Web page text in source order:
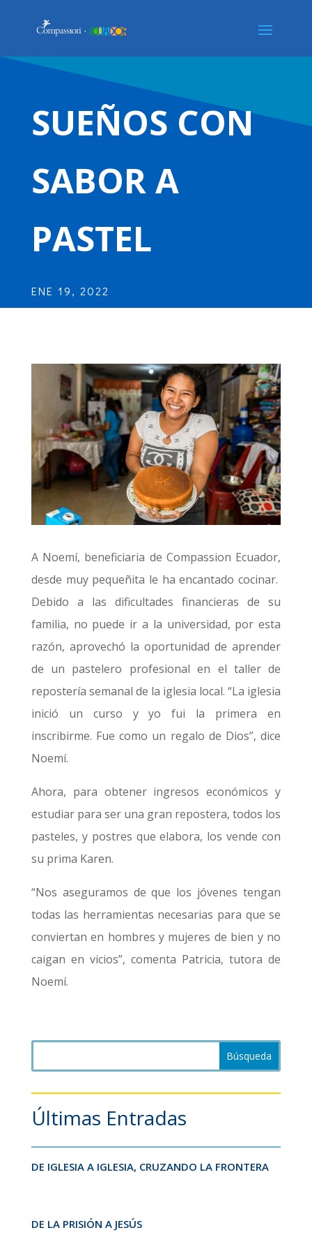
SUEÑOS CON
SABOR A
PASTEL
ENE 19, 2022
A Noemí, beneficiaria de Compassion Ecuador,
desde muy pequeñita le ha encantado cocinar.
Debido a las dificultades financieras de su
familia, no puede ir a la universidad, por esta
razón, aprovechó la oportunidad de aprender
de un pastelero profesional en el taller de
repostería semanal de la iglesia local. “La iglesia
inició un curso y yo fui la primera en
inscribirme. Fue como un regalo de Dios”, dice
Noemí.
Ahora, para obtener ingresos económicos y
estudiar para ser una gran repostera, todos los
pasteles, y postres que elabora, los vende con
su prima Karen.
“Nos aseguramos de que los jóvenes tengan
todas las herramientas necesarias para que se
conviertan en hombres y mujeres de bien y no
caigan en vicios”, comenta Patricia, tutora de
Noemí.
Últimas Entradas
DE IGLESIA A IGLESIA, CRUZANDO LA FRONTERA
DE LA PRISIÓN A JESÚS